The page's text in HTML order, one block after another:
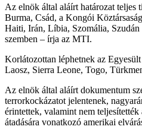
Az elnök által aláírt határozat teljes
Burma, Csád, a Kongói
Haiti, Irán, Líbia, Szomália, Szudán
szemben – írja az MTI.
Korlátozottan léphetnek az
Laosz, Sierra Leone, Togo,
Az elnök által aláírt dokumentum
terrorkockázatot jelentenek,
érintettek, valamint nem
átadására vonatkozó amerikai